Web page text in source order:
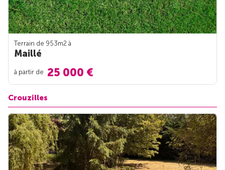
Terrain de 953m2 à
Maillé
à partir de 25 000 €
Crouzilles